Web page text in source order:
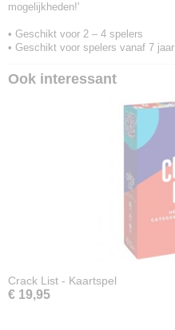
mogelijkheden!'
• Geschikt voor 2 – 4 spelers
• Geschikt voor spelers vanaf 7 jaar
Ook interessant
Crack List - Kaartspel
€ 19,95